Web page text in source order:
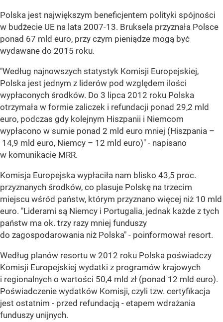
Polska jest największym beneficjentem polityki spójności
w budżecie UE na lata 2007-13. Bruksela przyznała Polsce
ponad 67 mld euro, przy czym pieniądze mogą być
wydawane do 2015 roku.
"Według najnowszych statystyk Komisji Europejskiej,
Polska jest jednym z liderów pod względem ilości
wypłaconych środków. Do 3 lipca 2012 roku Polska
otrzymała w formie zaliczek i refundacji ponad 29,2 mld
euro, podczas gdy kolejnym Hiszpanii i Niemcom
wypłacono w sumie ponad 2 mld euro mniej (Hiszpania –
14,9 mld euro, Niemcy – 12 mld euro)" - napisano
w komunikacie MRR.
Komisja Europejska wypłaciła nam blisko 43,5 proc.
przyznanych środków, co plasuje Polskę na trzecim
miejscu wśród państw, którym przyznano więcej niż 10 mld
euro. "Liderami są Niemcy i Portugalia, jednak każde z tych
państw ma ok. trzy razy mniej funduszy
do zagospodarowania niż Polska" - poinformował resort.
Według planów resortu w 2012 roku Polska poświadczy
Komisji Europejskiej wydatki z programów krajowych
i regionalnych o wartości 50,4 mld zł (ponad 12 mld euro).
Poświadczenie wydatków Komisji, czyli tzw. certyfikacja
jest ostatnim - przed refundacją - etapem wdrażania
funduszy unijnych.